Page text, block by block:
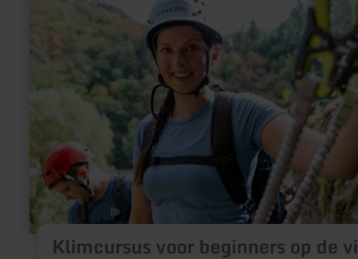
Klimcursus voor beginners op de